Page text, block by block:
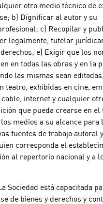
otro medio técnico de
b) Dignificar al autor y su
c) Recopilar y
legalmente, tutelar
e) Exigir que los
en todas las obras y en la
las mismas sean editadas,
teatro, exhibidas en cine,
internet y cualquier
que pueda crearse en
medios a su alcance para
fuentes de trabajo autoral y
corresponda el
al repertorio nacional y a
Sociedad está capacitada
de bienes y derechos y